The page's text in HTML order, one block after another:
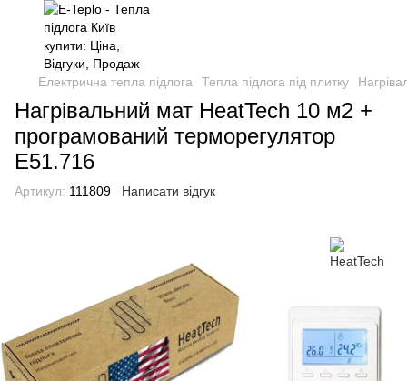
Електрична тепла підлога Тепла підлога під плитку
Нагрівальний мат HeatTech 10 м2 +
програмований терморегулятор
E51.716
Артикул: 111809 Написати відгук